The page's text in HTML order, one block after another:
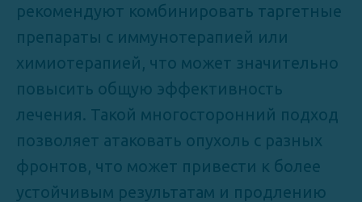
рекомендуют комбинировать таргетные
препараты с иммунотерапией или
химиотерапией, что может значительно
повысить общую эффективность
лечения. Такой многосторонний подход
позволяет атаковать опухоль с разных
фронтов, что может привести к более
устойчивым результатам и продлению